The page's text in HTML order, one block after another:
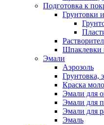
Подготовка к
Грунтовки
Шпаклевки
Эмали
Аэрозоль
Грунтовка,
Краска
Эмали для
Эмали для
Эмали для
Эмаль